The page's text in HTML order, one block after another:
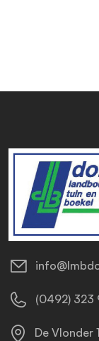
(0492) 323
De Vlonder